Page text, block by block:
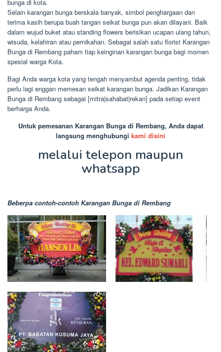
bunga di kota.
Selain karangan bunga berskala banyak, simbol penghargaan dan
terima kasih berupa buah tangan seikat bunga pun akan dilayani. Baik
dalam wujud buket atau standing flowers berisikan ucapan ulang tahun,
wisuda, kelahiran atau pernikahan. Sebagai salah satu florist Karangan
Bunga di Rembang paham tiap keinginan karangan bunga bagi momen
spesial warga Kota.
Bagi Anda warga kota yang tengah menyambut agenda penting, tidak
perlu lagi enggan memesan seikat karangan bunga. Jadikan Karangan
Bunga di Rembang sebagai [mitra|sahabat|rekan] pada setiap event
berharga Anda.
Untuk pemesanan Karangan Bunga di Rembang, Anda dapat
langsung menghubungi kami disini
melalui telepon maupun
whatsapp
Beberpa contoh-contoh Karangan Bunga di Rembang